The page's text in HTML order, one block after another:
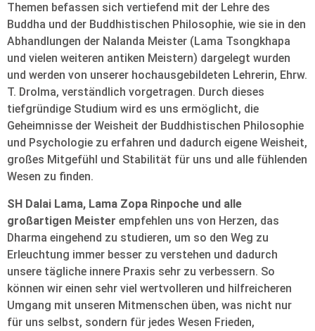
Themen befassen sich vertiefend mit der Lehre des
Buddha und der Buddhistischen Philosophie, wie sie in den
Abhandlungen der Nalanda Meister (Lama Tsongkhapa
und vielen weiteren antiken Meistern) dargelegt wurden
und werden von unserer hochausgebildeten Lehrerin, Ehrw.
T. Drolma, verständlich vorgetragen. Durch dieses
tiefgründige Studium wird es uns ermöglicht, die
Geheimnisse der Weisheit der Buddhistischen Philosophie
und Psychologie zu erfahren und dadurch eigene Weisheit,
großes Mitgefühl und Stabilität für uns und alle fühlenden
Wesen zu finden.
SH Dalai Lama, Lama Zopa Rinpoche und alle
großartigen Meister empfehlen uns von Herzen, das
Dharma eingehend zu studieren, um so den Weg zu
Erleuchtung immer besser zu verstehen und dadurch
unsere tägliche innere Praxis sehr zu verbessern. So
können wir einen sehr viel wertvolleren und hilfreicheren
Umgang mit unseren Mitmenschen üben, was nicht nur
für uns selbst, sondern für jedes Wesen Frieden,